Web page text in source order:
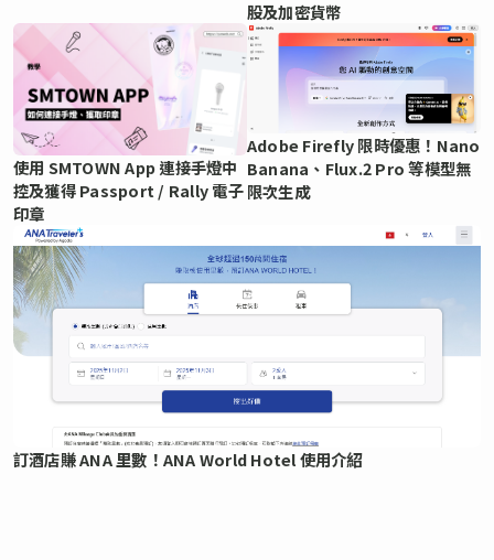
股及加密貨幣
使用 SMTOWN App 連接手燈中
控及獲得 Passport / Rally 電子
印章
Adobe Firefly 限時優惠！Nano
Banana、Flux.2 Pro 等模型無
限次生成
訂酒店賺 ANA 里數！ANA World Hotel 使用介紹